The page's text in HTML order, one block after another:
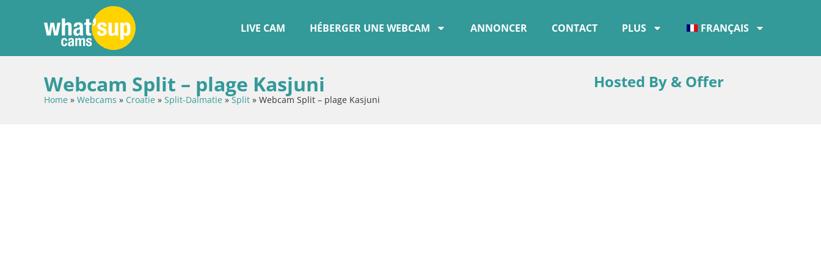
LIVE CAM HÉBERGER UNE WEBCAM ANNONCER CONTACT PLUS FRANÇAIS
Webcam Split – plage Kasjuni
Home » Webcams » Croatie » Split-Dalmatie »Split » Webcam Split – plage Kasjuni
Hosted By & Offer